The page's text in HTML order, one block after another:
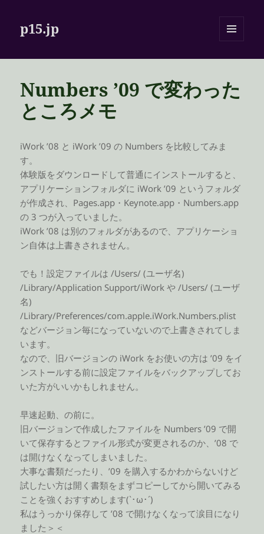
p15.jp
ーとウ
Numbers ’09 で変わった
ところメモ
iWork ’08 と iWork ’09 の Numbers を比較してみま
す。
体験版をダウンロードして普通にインストールすると、
アプリケーションフォルダに iWork ’09 というフォルダ
が作成され、Pages.app・Keynote.app・Numbers.app
の 3 つが入っていました。
iWork ’08 は別のフォルダがあるので、アプリケーショ
ン自体は上書きされません。
でも！設定ファイルは /Users/ (ユーザ名)
/Library/Application Support/iWork や /Users/ (ユーザ
名)
/Library/Preferences/com.apple.iWork.Numbers.plist
などバージョン毎になっていないので上書きされてしま
います。
なので、旧バージョンの iWork をお使いの方は ’09 をイ
ンストールする前に設定ファイルをバックアップしてお
いた方がいいかもしれません。
早速起動、の前に。
旧バージョンで作成したファイルを Numbers ’09 で開
いて保存するとファイル形式が変更されるのか、’08 で
は開けなくなってしまいました。
大事な書類だったり、’09 を購入するかわからないけど
試したい方は開く書類をまずコピーしてから開いてみる
ことを強くおすすめします(`･ω･´)
私はうっかり保存して ’08 で開けなくなって涙目になり
ました＞＜